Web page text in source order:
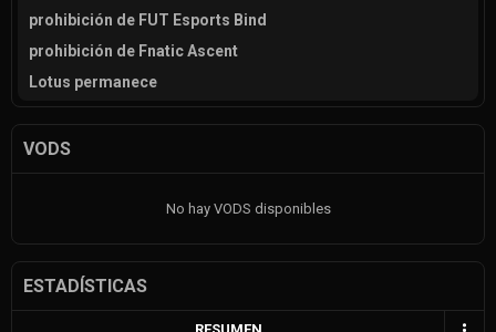
prohibición de FUT Esports Bind
prohibición de Fnatic Ascent
Lotus permanece
VODS
No hay VODS disponibles
ESTADÍSTICAS